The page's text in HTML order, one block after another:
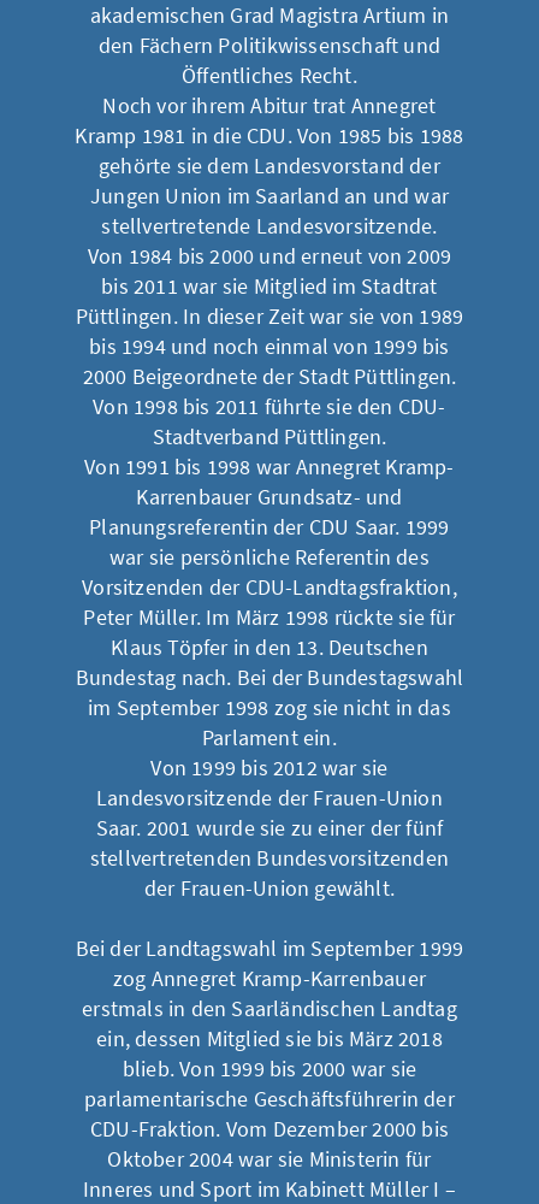
akademischen Grad Magistra Artium in
den Fächern Politikwissenschaft und
Öffentliches Recht.
Noch vor ihrem Abitur trat Annegret
Kramp 1981 in die CDU. Von 1985 bis 1988
gehörte sie dem Landesvorstand der
Jungen Union im Saarland an und war
stellvertretende Landesvorsitzende.
Von 1984 bis 2000 und erneut von 2009
bis 2011 war sie Mitglied im Stadtrat
Püttlingen. In dieser Zeit war sie von 1989
bis 1994 und noch einmal von 1999 bis
2000 Beigeordnete der Stadt Püttlingen.
Von 1998 bis 2011 führte sie den CDU-
Stadtverband Püttlingen.
Von 1991 bis 1998 war Annegret Kramp-
Karrenbauer Grundsatz- und
Planungsreferentin der CDU Saar. 1999
war sie persönliche Referentin des
Vorsitzenden der CDU-Landtagsfraktion,
Peter Müller. Im März 1998 rückte sie für
Klaus Töpfer in den 13. Deutschen
Bundestag nach. Bei der Bundestagswahl
im September 1998 zog sie nicht in das
Parlament ein.
Von 1999 bis 2012 war sie
Landesvorsitzende der Frauen-Union
Saar. 2001 wurde sie zu einer der fünf
stellvertretenden Bundesvorsitzenden
der Frauen-Union gewählt.
Bei der Landtagswahl im September 1999
zog Annegret Kramp-Karrenbauer
erstmals in den Saarländischen Landtag
ein, dessen Mitglied sie bis März 2018
blieb. Von 1999 bis 2000 war sie
parlamentarische Geschäftsführerin der
CDU-Fraktion. Vom Dezember 2000 bis
Oktober 2004 war sie Ministerin für
Inneres und Sport im Kabinett Müller I –